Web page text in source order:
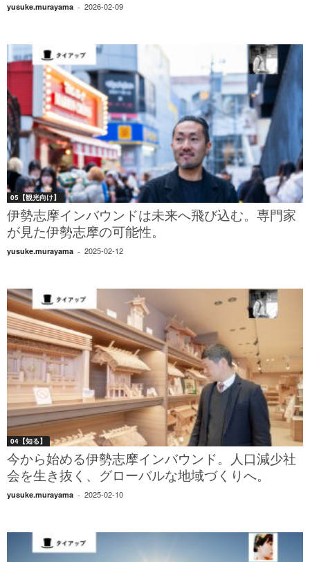
yusuke.murayama - 2026-02-09
05【観光向け】
伊勢志摩インバウンドは未来へ飛び込む。専門家
が見た伊勢志摩の可能性。
yusuke.murayama - 2025-02-12
04【知る】
今から始める伊勢志摩インバウンド。人口減少社
会を生き抜く、グローバルな地域づくりへ。
yusuke.murayama - 2025-02-10